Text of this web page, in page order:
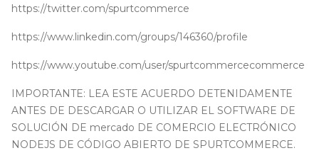
https://twitter.com/spurtcommerce
https://www.linkedin.com/groups/146360/profile
https://www.youtube.com/user/spurtcommercecommerce
IMPORTANTE: LEA ESTE ACUERDO DETENIDAMENTE
ANTES DE DESCARGAR O UTILIZAR EL SOFTWARE DE
SOLUCIÓN DE mercado DE COMERCIO ELECTRÓNICO
NODEJS DE CÓDIGO ABIERTO DE SPURTCOMMERCE.